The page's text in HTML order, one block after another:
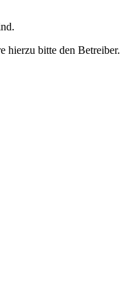
hierzu bitte den Betreiber.